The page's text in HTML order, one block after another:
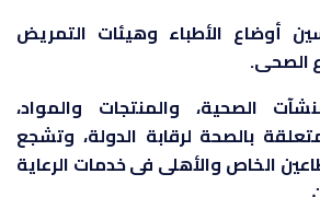
أوضاع الأطباء وهيئات التمريض
الصحى.
الصحية، والمنتجات والمواد،
بالصحة لرقابة الدولة، وتشجع
الخاص والأهلى فى خدمات الرعاية